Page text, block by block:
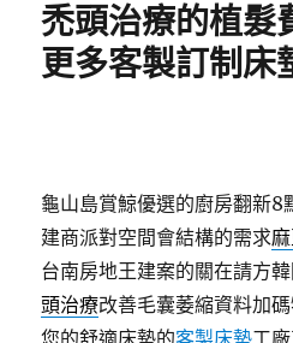
禿頭治療的植髮
更多客製訂制床
龜山島賞鯨優選的廚房翻新8
建商派對空間會結構的需求
台南房地王建案的關在請方
頭治療改善毛囊萎縮資料加
您的舒適床墊的客製床墊工